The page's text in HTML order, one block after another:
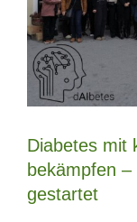
Diabetes mit
bekämpfen –
gestartet